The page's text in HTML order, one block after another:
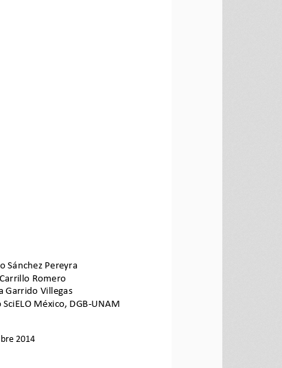
Sánchez Pereyra
Romero
Garrido Villegas
SciELO México, DGB-UNAM
2014